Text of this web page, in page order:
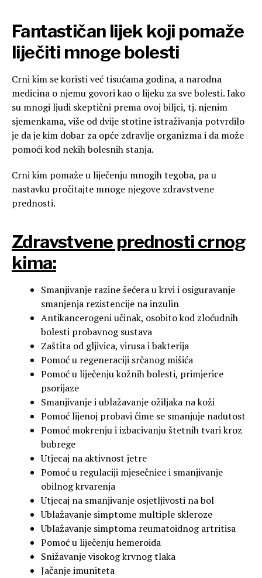
Fantastičan lijek koji pomaže
liječiti mnoge bolesti
Crni kim se koristi već tisućama godina, a narodna
medicina o njemu govori kao o lijeku za sve bolesti. Iako
su mnogi ljudi skeptični prema ovoj biljci, tj. njenim
sjemenkama, više od dvije stotine istraživanja potvrdilo
je da je kim dobar za opće zdravlje organizma i da može
pomoći kod nekih bolesnih stanja.
Crni kim pomaže u liječenju mnogih tegoba, pa u
nastavku pročitajte mnoge njegove zdravstvene
prednosti.
Zdravstvene prednosti crnog
kima:
Smanjivanje razine šećera u krvi i osiguravanje
smanjenja rezistencije na inzulin
Antikancerogeni učinak, osobito kod zloćudnih
bolesti probavnog sustava
Zaštita od gljivica, virusa i bakterija
Pomoć u regeneraciji srčanog mišića
Pomoć u liječenju kožnih bolesti, primjerice
psorijaze
Smanjivanje i ublažavanje ožiljaka na koži
Pomoć lijenoj probavi čime se smanjuje nadutost
Pomoć mokrenju i izbacivanju štetnih tvari kroz
bubrege
Utjecaj na aktivnost jetre
Pomoć u regulaciji mjesečnice i smanjivanje
obilnog krvarenja
Utjecaj na smanjivanje osjetljivosti na bol
Ublažavanje simptome multiple skleroze
Ublažavanje simptoma reumatoidnog artritisa
Pomoć u liječenju hemeroida
Snižavanje visokog krvnog tlaka
Jačanje imuniteta